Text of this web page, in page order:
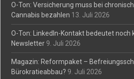
O-Ton: Versicherung muss bei
Cannabis bezahlen 13. Juli 2026
O-Ton: LinkedIn-Kontakt bedeutet noch
Newsletter 9. Juli 2026
Magazin: Reformpaket –
Bürokratieabbau? 9. Juli 2026